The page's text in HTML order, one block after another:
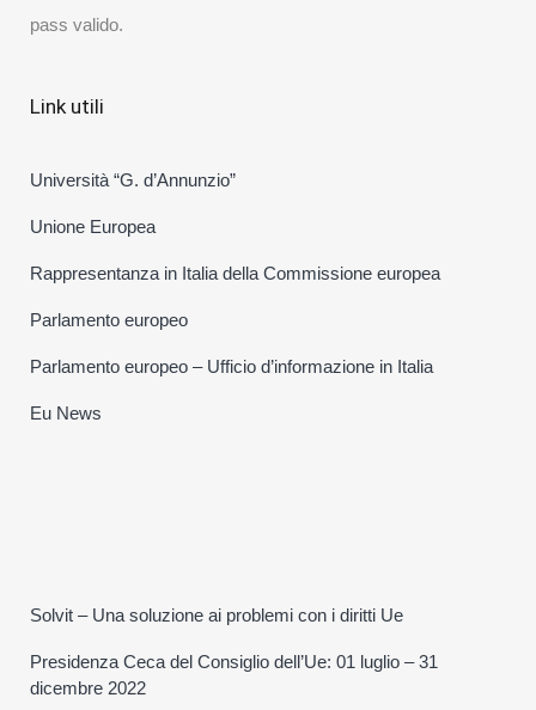
pass valido.
Link utili
Università “G. d’Annunzio”
Unione Europea
Rappresentanza in Italia della Commissione europea
Parlamento europeo
Parlamento europeo – Ufficio d’informazione in Italia
Eu News
Solvit – Una soluzione ai problemi con i diritti Ue
Presidenza Ceca del Consiglio dell’Ue: 01 luglio – 31
dicembre 2022